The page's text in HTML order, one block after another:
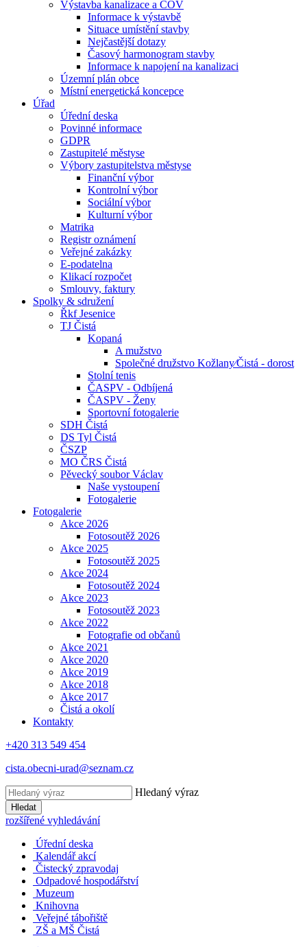
Výstavba kanalizace a ČOV
Informace k výstavbě
Situace umístění stavby
Nejčastější dotazy
Časový harmonogram stavby
Informace k napojení na kanalizaci
Územní plán obce
Místní energetická koncepce
Úřad
Úřední deska
Povinné informace
GDPR
Zastupitelé městyse
Výbory zastupitelstva městyse
Finanční výbor
Kontrolní výbor
Sociální výbor
Kulturní výbor
Matrika
Registr oznámení
Veřejné zakázky
E-podatelna
Klikací rozpočet
Smlouvy, faktury
Spolky & sdružení
Řkf Jesenice
TJ Čistá
Kopaná
A mužstvo
Společné družstvo Kožlany⁄Čistá - dorost
Stolní tenis
ČASPV - Odbíjená
ČASPV - Ženy
Sportovní fotogalerie
SDH Čistá
DS Tyl Čistá
ČSZP
MO ČRS Čistá
Pěvecký soubor Václav
Naše vystoupení
Fotogalerie
Fotogalerie
Akce 2026
Fotosoutěž 2026
Akce 2025
Fotosoutěž 2025
Akce 2024
Fotosoutěž 2024
Akce 2023
Fotosoutěž 2023
Akce 2022
Fotografie od občanů
Akce 2021
Akce 2020
Akce 2019
Akce 2018
Akce 2017
Čistá a okolí
Kontakty
+420 313 549 454
cista.obecni-urad@seznam.cz
Hledaný výraz
Hledat
rozšířené vyhledávání
Úřední deska
Kalendář akcí
Čistecký zpravodaj
Odpadové hospodářství
Muzeum
Knihovna
Veřejné tábořiště
ZŠ a MŠ Čistá